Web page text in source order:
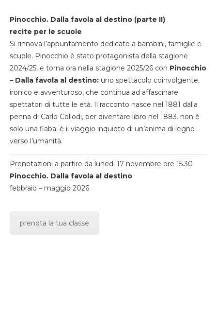
Pinocchio. Dalla favola al destino (parte II)
recite per le scuole
Si rinnova l’appuntamento dedicato a bambini, famiglie e
scuole. Pinocchio è stato protagonista della stagione
2024/25, e torna ora nella stagione 2025/26 con Pinocchio
– Dalla favola al destino: uno spettacolo coinvolgente,
ironico e avventuroso, che continua ad affascinare
spettatori di tutte le età. Il racconto nasce nel 1881 dalla
penna di Carlo Collodi, per diventare libro nel 1883. non è
solo una fiaba: è il viaggio inquieto di un’anima di legno
verso l’umanità.
Prenotazioni a partire da lunedi 17 novembre ore 15.30
Pinocchio. Dalla favola al destino
febbraio – maggio 2026
prenota la tua classe